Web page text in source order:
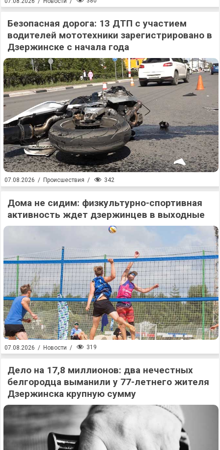
Безопасная дорога: 13 ДТП с участием
водителей мототехники зарегистрировано в
Дзержинске с начала года
07.08.2026 / Происшествия / 342
Дома не сидим: физкультурно-спортивная
активность ждет дзержинцев в выходные
07.08.2026 / Новости / 319
Дело на 17,8 миллионов: два нечестных
белгородца выманили у 77-летнего жителя
Дзержинска крупную сумму